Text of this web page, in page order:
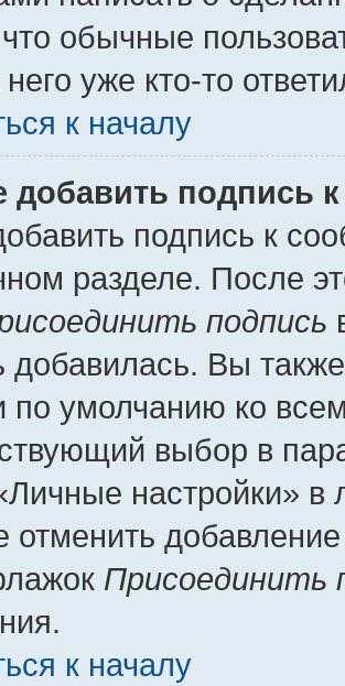
обычные
уже кто-то
к началу
добавить подпись
подпись к
разделе. После
подпись
добавилась. Вы
по умолчанию ко
выбор в
настройки»
отменить
Присоединить
к началу